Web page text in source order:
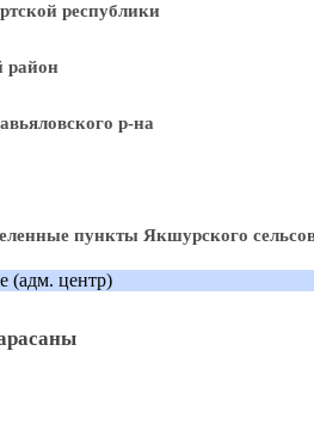
республики
район
р-на
пункты Якшурского
(адм. центр)